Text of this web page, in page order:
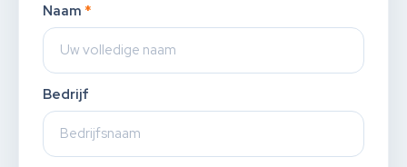
Naam *
Bedrijf